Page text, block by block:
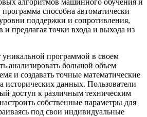
алгоритмов машинного обучения и
программа способна автоматически
поддержки и сопротивления,
и предлагая точки входа и выхода из
уникальной программой в своем
анализировать большой объем
и создавать точные математические
исторических данных. Пользователи
доступ к различным техническим
собственные параметры для
под свои индивидуальные